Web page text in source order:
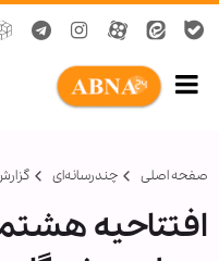
صفحه اصلی چندرسانه‌ای
افتتاحیه